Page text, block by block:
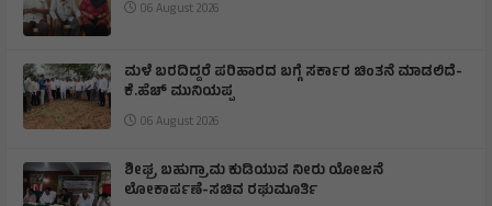
06 August 2026
ಮಳೆ ಬರದಿದ್ದರೆ ಪರಿಹಾರದ ಬಗ್ಗೆ ಸರ್ಕಾರ ಚಿಂತನೆ ಮಾಡಲಿದೆ-
ಕೆ.ಹೆಚ್ ಮುನಿಯಪ್ಪ
06 August 2026
ಶೀಘ್ರ ಬಹುಗ್ರಾಮ ಕುಡಿಯುವ ನೀರು ಯೋಜನೆ
ಲೋಕಾರ್ಪಣೆ-ಸಚಿವ ರಘುಮೂರ್ತಿ